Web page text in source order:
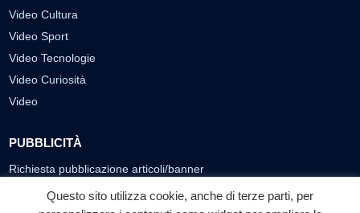
Video Cultura
Video Sport
Video Tecnologie
Video Curiosità
Video
PUBBLICITÀ
Richiesta pubblicazione articoli/banner
SEGUICI SUI SOCIAL
Questo sito utilizza cookie, anche di terze parti, per